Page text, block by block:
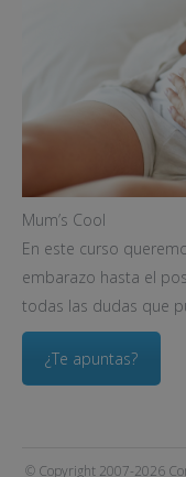
Mum’s Cool
En este curso
embarazo hasta el
todas las dudas que
¿Te apuntas?
© Copyright 2007-2026